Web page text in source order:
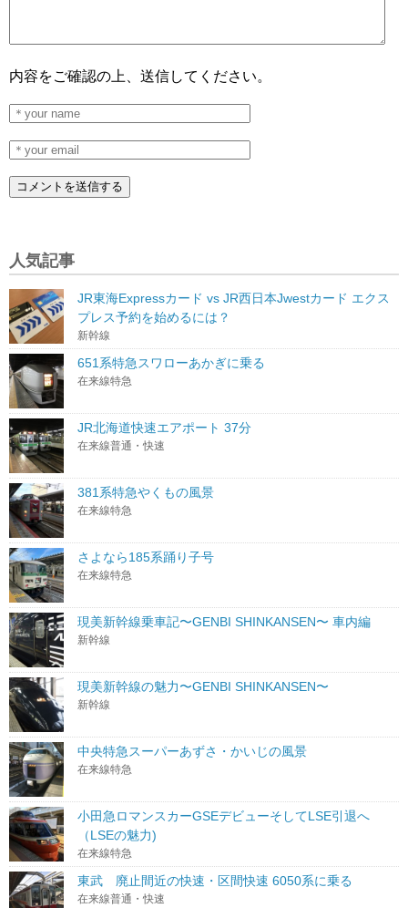
内容をご確認の上、送信してください。
人気記事
JR東海Expressカード vs JR西日本Jwestカード エクス
プレス予約を始めるには？
新幹線
651系特急スワローあかぎに乗る
在来線特急
JR北海道快速エアポート 37分
在来線普通・快速
381系特急やくもの風景
在来線特急
さよなら185系踊り子号
在来線特急
現美新幹線乗車記〜GENBI SHINKANSEN〜 車内編
新幹線
現美新幹線の魅力〜GENBI SHINKANSEN〜
新幹線
中央特急スーパーあずさ・かいじの風景
在来線特急
小田急ロマンスカーGSEデビューそしてLSE引退へ
（LSEの魅力)
在来線特急
東武 廃止間近の快速・区間快速 6050系に乗る
在来線普通・快速